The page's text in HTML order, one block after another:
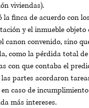
viviendas).
finca de acuerdo con
y el inmueble
canon convenido, sino
como la pérdida total
con que contaba el
las partes acordaron
caso de
más intereses.